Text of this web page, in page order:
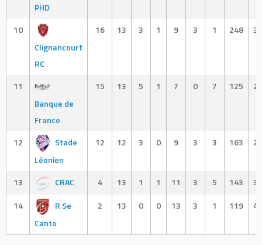
PHD
10
Clignancourt
RC
16 13 3 1 9 3 1 248
11
Banque de
France
15 13 5 1 7 0 7 125
12
Stade
Léonien
12 12 3 0 9 3 3 163
13 CRAC 4 13 1 1 11 3 5 143
14
R Se
Canto
2 13 0 0 13 3 1 119